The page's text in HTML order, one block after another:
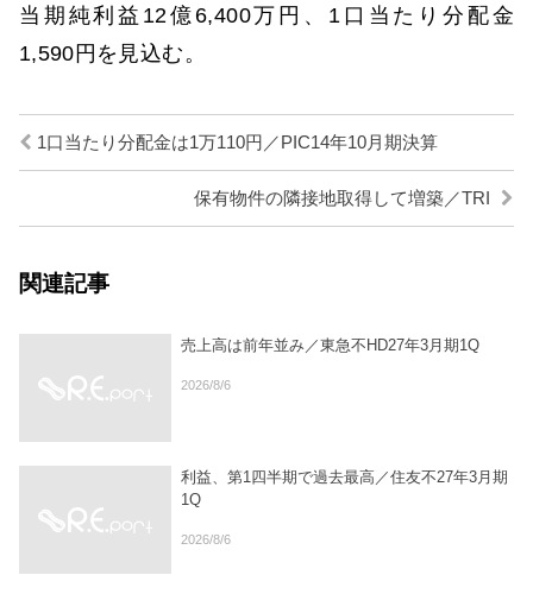
当期純利益12億6,400万円、1口当たり分配金
1,590円を見込む。
1口当たり分配金は1万110円／PIC14年10月期決算
保有物件の隣接地取得して増築／TRI
関連記事
売上高は前年並み／東急不HD27年3月期1Q
2026/8/6
利益、第1四半期で過去最高／住友不27年3月期
1Q
2026/8/6